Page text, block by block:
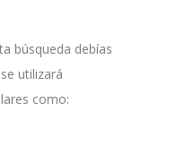
búsqueda debías
utilizará
como: